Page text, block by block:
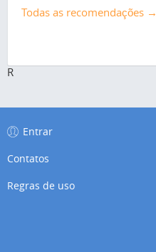
Todas as recomendações →
R
Entrar
Contatos
Regras de uso